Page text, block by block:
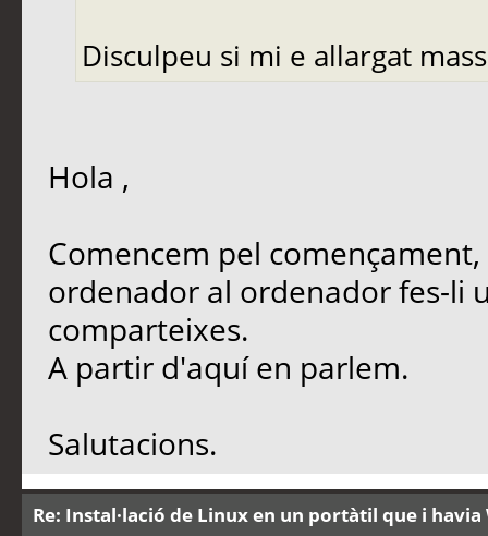
Disculpeu si mi e allargat
Hola ,
Comencem pel
ordenador al ordenador fes-li
comparteixes.
A partir d'aquí en parlem.
Salutacions.
Re: Instal·lació de Linux en un portàtil que i havia